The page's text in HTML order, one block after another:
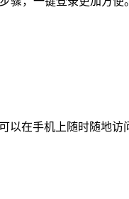
在手机上随时随地访